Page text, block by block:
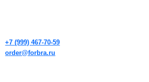
+7 (999) 467-70-59
order@forbra.ru